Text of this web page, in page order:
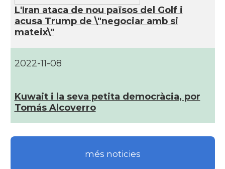
L'Iran ataca de nou països del Golf i
acusa Trump de \"negociar amb si
mateix\"
2022-11-08
Kuwait i la seva petita democràcia, por
Tomás Alcoverro
més noticies